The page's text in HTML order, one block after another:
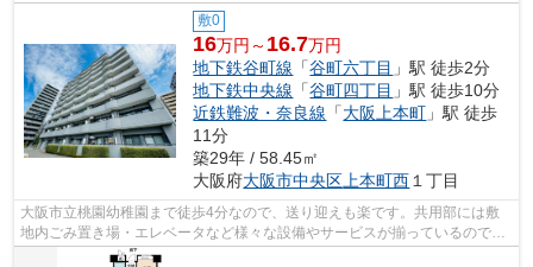
敷0
16万円～ 16.7万円
地下鉄谷町線 「谷町六丁目 」駅 徒歩2分
地下鉄中央線 「谷町四丁目 」駅 徒歩10分
近鉄難波・奈良線 「大阪上本町 」駅 徒歩
11分
築29年 / 58.45㎡
大阪府大阪市中央区 上本町西 １丁目
大阪市立桃園幼稚園まで徒歩4分なので、送り迎えも楽です。共用部には敷
地内ごみ置き場・エレベータなど様々な設備やサービスが揃っているので便
利です。13階建てで街並みにも馴染んだ...